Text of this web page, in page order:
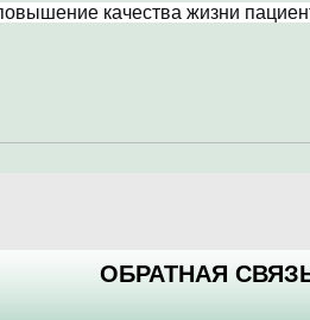
качества жизни
ОБРАТНАЯ